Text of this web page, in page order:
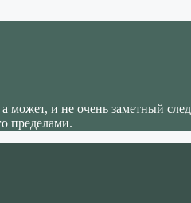
может, и не очень заметный
пределами.